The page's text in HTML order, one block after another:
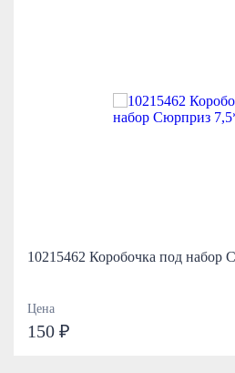
10215462 Коробочка под набор
Цена
150 ₽